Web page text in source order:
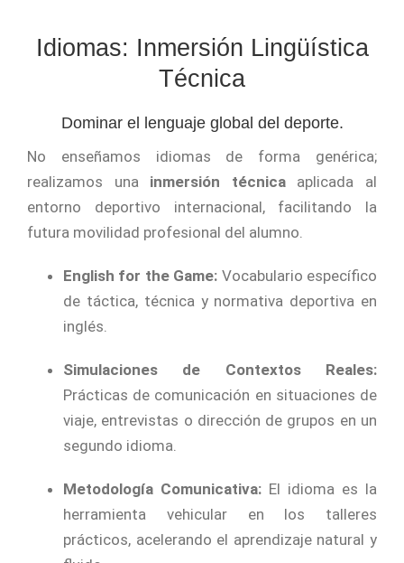
Idiomas: Inmersión Lingüística
Técnica
Dominar el lenguaje global del deporte.
No enseñamos idiomas de forma genérica;
realizamos una inmersión técnicaaplicada al
entorno deportivo internacional, facilitando la
futura movilidad profesional del alumno.
English for the Game: Vocabulario específico
de táctica, técnica y normativa deportiva en
inglés.
Simulaciones de Contextos Reales:
Prácticas de comunicación en situaciones de
viaje, entrevistas o dirección de grupos en un
segundo idioma.
Metodología Comunicativa: El idioma es la
herramienta vehicular en los talleres
prácticos, acelerando el aprendizaje natural y